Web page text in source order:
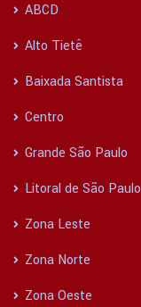
ABCD
Alto Tietê
Baixada Santista
Centro
Grande São Paulo
Litoral de São Paulo
Zona Leste
Zona Norte
Zona Oeste